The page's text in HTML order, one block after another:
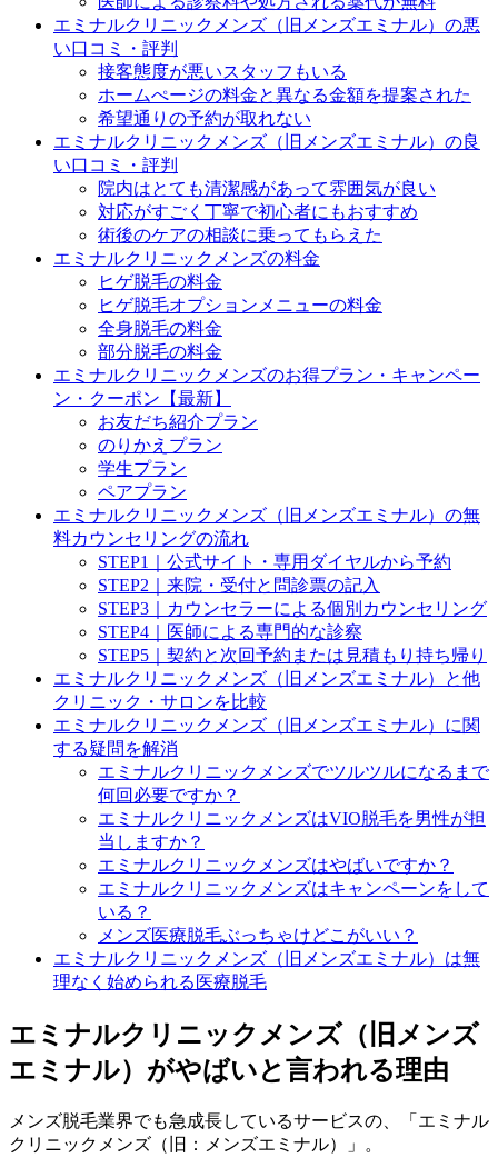
エミナルクリニックメンズ（旧メンズエミナル）の悪
い口コミ・評判
接客態度が悪いスタッフもいる
ホームぺージの料金と異なる金額を提案された
希望通りの予約が取れない
エミナルクリニックメンズ（旧メンズエミナル）の良
い口コミ・評判
院内はとても清潔感があって雰囲気が良い
対応がすごく丁寧で初心者にもおすすめ
術後のケアの相談に乗ってもらえた
エミナルクリニックメンズの料金
ヒゲ脱毛の料金
ヒゲ脱毛オプションメニューの料金
全身脱毛の料金
部分脱毛の料金
エミナルクリニックメンズのお得プラン・キャンペー
ン・クーポン【最新】
お友だち紹介プラン
のりかえプラン
学生プラン
ペアプラン
エミナルクリニックメンズ（旧メンズエミナル）の無
料カウンセリングの流れ
STEP1｜公式サイト・専用ダイヤルから予約
STEP2｜来院・受付と問診票の記入
STEP3｜カウンセラーによる個別カウンセリング
STEP4｜医師による専門的な診察
STEP5｜契約と次回予約または見積もり持ち帰り
エミナルクリニックメンズ（旧メンズエミナル）と他
クリニック・サロンを比較
エミナルクリニックメンズ（旧メンズエミナル）に関
する疑問を解消
エミナルクリニックメンズでツルツルになるまで
何回必要ですか？
エミナルクリニックメンズはVIO脱毛を男性が担
当しますか？
エミナルクリニックメンズはやばいですか？
エミナルクリニックメンズはキャンペーンをして
いる？
メンズ医療脱毛ぶっちゃけどこがいい？
エミナルクリニックメンズ（旧メンズエミナル）は無
理なく始められる医療脱毛
エミナルクリニックメンズ（旧メンズ
エミナル）がやばいと言われる理由
メンズ脱毛業界でも急成長しているサービスの、「エミナル
クリニックメンズ（旧：メンズエミナル）」。